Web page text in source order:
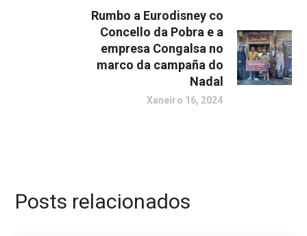
Rumbo a Eurodisney co
Concello da Pobra e a
empresa Congalsa no
marco da campaña do
Nadal
Xaneiro 16, 2024
Posts relacionados